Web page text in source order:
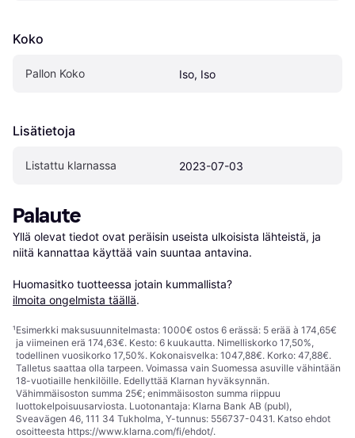
Koko
Pallon Koko Iso, Iso
Lisätietoja
Listattu klarnassa 2023-07-03
Palaute
Yllä olevat tiedot ovat peräisin useista ulkoisista lähteistä, ja
niitä kannattaa käyttää vain suuntaa antavina.
Huomasitko tuotteessa jotain kummallista?
ilmoita ongelmista täällä.
¹Esimerkki maksusuunnitelmasta: 1000€ ostos 6 erässä: 5 erää à 174,65€
ja viimeinen erä 174,63€. Kesto: 6 kuukautta. Nimelliskorko 17,50%,
todellinen vuosikorko 17,50%. Kokonaisvelka: 1047,88€. Korko: 47,88€.
Talletus saattaa olla tarpeen. Voimassa vain Suomessa asuville vähintään
18-vuotiaille henkilöille. Edellyttää Klarnan hyväksynnän.
Vähimmäisoston summa 25€; enimmäisoston summa riippuu
luottokelpoisuusarviosta. Luotonantaja: Klarna Bank AB (publ),
Sveavägen 46, 111 34 Tukholma, Y-tunnus: 556737-0431. Katso ehdot
osoitteesta https://www.klarna.com/fi/ehdot/.